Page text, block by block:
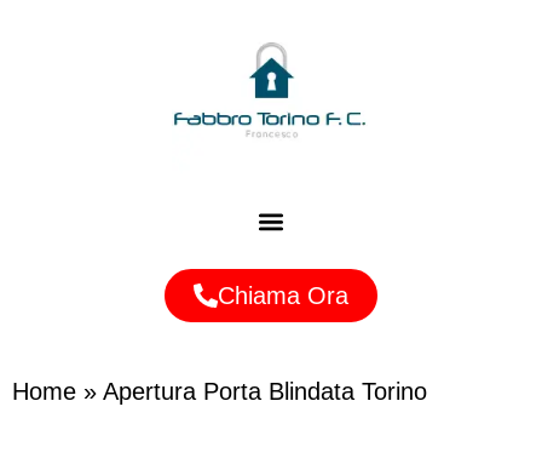
Chiama Ora
Home » Apertura Porta Blindata Torino